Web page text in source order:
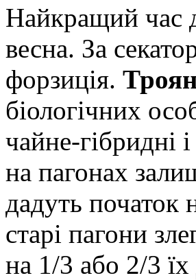
Найкращий час
весна. За
форзиція.
біологічних
чайне-гібридні
на пагонах
дадуть початок
старі пагони
на 1/3 або 2/3